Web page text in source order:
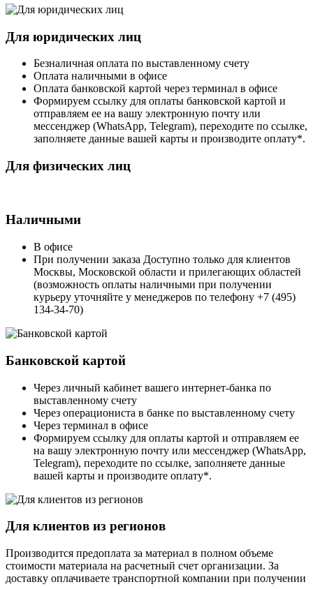
Для юридических лиц
Безналичная оплата по выставленному счету
Оплата наличными в офисе
Оплата банковской картой через терминал в офисе
Формируем ссылку для оплаты банковской картой и
отправляем ее на вашу электронную почту или
мессенджер (WhatsApp, Telegram), переходите по ссылке,
заполняете данные вашей карты и производите оплату*.
Для физических лиц
Наличными
В офисе
При получении заказа Доступно только для клиентов
Москвы, Московской области и прилегающих областей
(возможность оплаты наличными при получении
курьеру уточняйте у менеджеров по телефону +7 (495)
134-34-70)
Банковской картой
Через личный кабинет вашего интернет-банка по
выставленному счету
Через операциониста в банке по выставленному счету
Через терминал в офисе
Формируем ссылку для оплаты картой и отправляем ее
на вашу электронную почту или мессенджер (WhatsApp,
Telegram), переходите по ссылке, заполняете данные
вашей карты и производите оплату*.
Для клиентов из регионов
Производится предоплата за материал в полном объеме
стоимости материала на расчетный счет организации. За
доставку оплачиваете транспортной компании при получении